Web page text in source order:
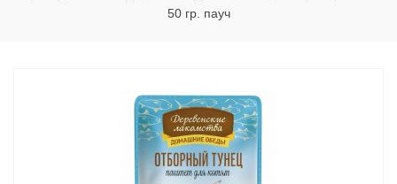
50 гр. пауч